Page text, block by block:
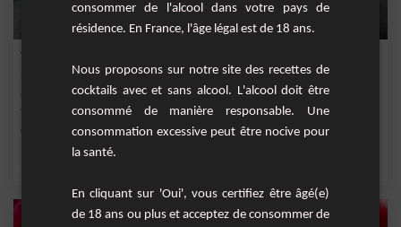
Virgin Watermelon Mojito
Cocktail fruité sans alcool à base de pastèque, de citron vert, d'eau gazeuse et de
men...
Moyenne
consommer de l'alcool dans votre pays de
résidence. En France, l'âge légal est de 18 ans.
Nous proposons sur notre site des recettes de
cocktails avec et sans alcool. L'alcool doit être
consommé de manière responsable. Une
consommation excessive peut être nocive pour
la santé.
En cliquant sur 'Oui', vous certifiez être âgé(e)
de 18 ans ou plus et acceptez de consommer de